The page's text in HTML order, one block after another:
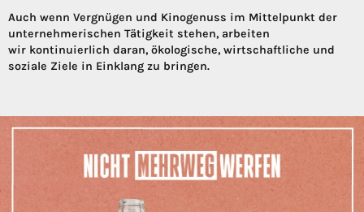
Auch wenn Vergnügen und Kinogenuss im Mittelpunkt der
unternehmerischen Tätigkeit stehen, arbeiten
wir kontinuierlich daran, ökologische, wirtschaftliche und
soziale Ziele in Einklang zu bringen.